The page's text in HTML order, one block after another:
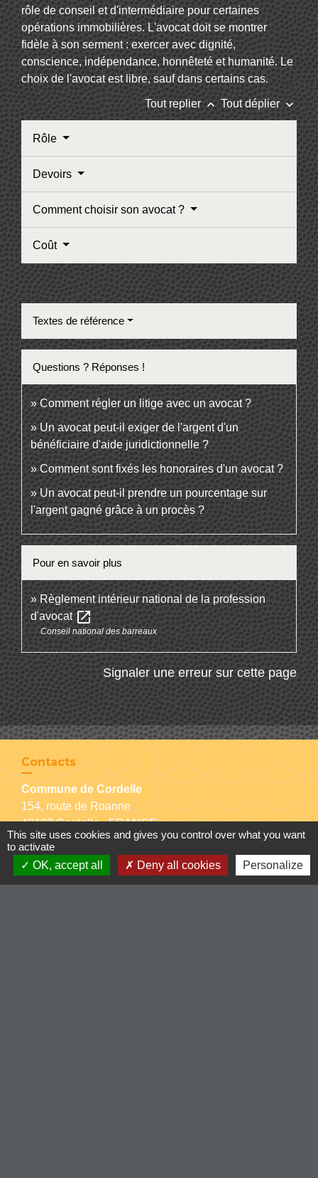
rôle de conseil et d'intermédiaire pour certaines
opérations immobilières. L'avocat doit se montrer
fidèle à son serment : exercer avec dignité,
conscience, indépendance, honnêteté et humanité. Le
choix de l'avocat est libre, sauf dans certains cas.
Tout replierkeyboard_arrow_up Tout déplierkeyboard_arrow_down
Rôle
Devoirs
Comment choisir son avocat ?
Coût
Textes de référence
Questions ? Réponses !
Comment régler un litige avec un avocat ?
Un avocat peut-il exiger de l'argent d'un
bénéficiaire d'aide juridictionnelle ?
Comment sont fixés les honoraires d'un avocat ?
Un avocat peut-il prendre un pourcentage sur
l'argent gagné grâce à un procès ?
Pour en savoir plus
Règlement intérieur national de la profession
d'avocatopen_in_new
Conseil national des barreaux
Signaler une erreur sur cette page
Contacts
Commune de Cordelle
154, route de Roanne
42123 Cordelle - FRANCE
+33 4 77 64 90 12
Contact par formulaire
This site uses cookies and gives you control over what you want
to activate
OK, accept all
Deny all cookies Personalize